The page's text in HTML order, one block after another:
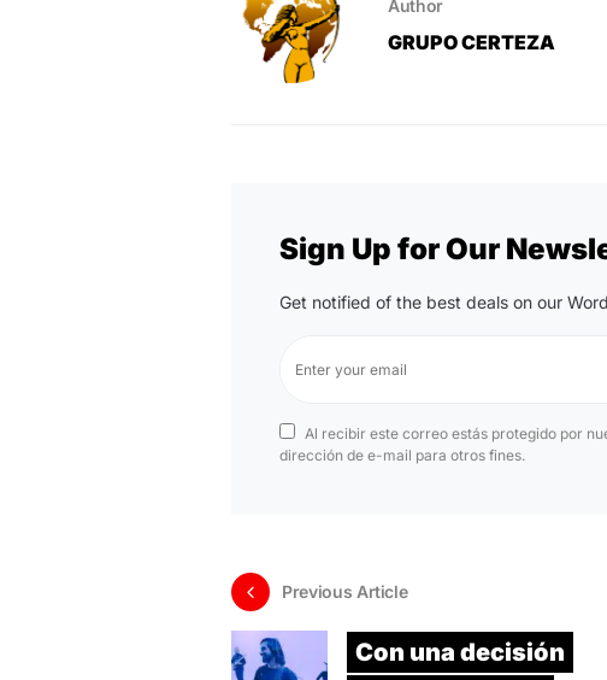
Author
GRUPO CERTEZA
Sign Up for Our
Get notified of the best deals on our
Al recibir este correo estás protegido por
dirección de e-mail para otros fines.
Previous Article
Con una decisión